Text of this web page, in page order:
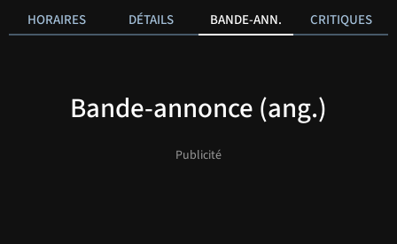
HORAIRES DÉTAILS BANDE-ANN. CRITIQUES
Bande-annonce (ang.)